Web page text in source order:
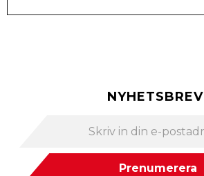
NYHETSBREV
Prenumerera